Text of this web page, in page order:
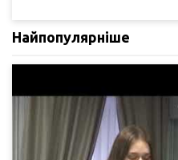
Найпопулярніше